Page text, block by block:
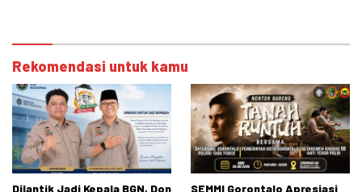
Rekomendasi untuk kamu
Dilantik Jadi Kepala BGN, Don SEMMI Gorontalo Apresiasi